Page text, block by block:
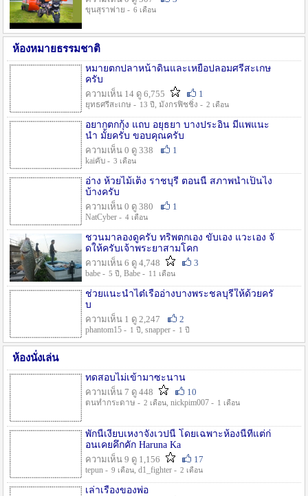
ขุนสุราพ่าย - 6 เดือน
ห้องหมายธรรมชาติ
หมายตกปลาหน้าดินและเหยื่อปลอมศรีสะเกษ
ครับ
ความเห็น 14 ดู 6,755
1
ยุทธศรีสะเกษ - 13 ปี , มังกรฟิชชิ่ง - 2 เดือน
อยากตกกุ้ง แถบ อยุธยา บางประอิน มีแพแนะ
นำ มั้ยครับ ขอบคุณครับ
ความเห็น 0 ดู 338
1
kaiคับ - 3 เดือน
อ่าง ห้วยไม้เต็ง ราชบุรี ตอนนี้ สภาพน้ำเป็นไง
บ้างครับ
ความเห็น 0 ดู 380
1
NatCyber - 4 เดือน
ชวนมาลองดูครับ ทริพตกเอง ขับเอง แวะเอง จั
ดให้ครับเจ้าพระยาสามโคก
ความเห็น 6 ดู 4,748
3
babe - 5 ปี , Babe - 11 เดือน
ช่วยแนะนำไต๋เรืออ่างบางพระชลบุรีให้ด้วยครั
บ
ความเห็น 1 ดู 2,247
2
phantom15 - 1 ปี , snapper - 1 ปี
ห้องนั่งเล่น
ทดสอบไม่เข้ามาซะนาน
ความเห็น 7 ดู 448
10
ตนทำกระดาษ - 2 เดือน, nickpim007 - 1 เดือน
พักนี้เงียบเหงาจังเวปนี้ โดยเฉพาะห้องนี้ที่แต่ก่
อนเคยคึกคัก Haruna Ka
ความเห็น 9 ดู 1,156
17
tepun - 9 เดือน, d1_fighter - 2 เดือน
เล่าเรื่องของพ่อ